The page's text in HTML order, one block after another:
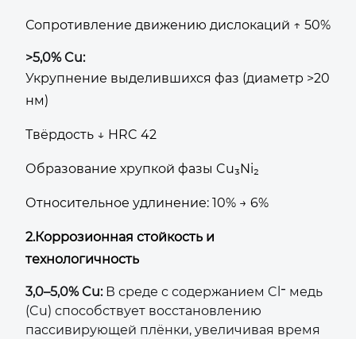
Сопротивление движению дислокаций ↑ 50%
>5,0% Cu:
Укрупнение выделившихся фаз (диаметр >20
нм)
Твёрдость ↓ HRC 42
Образование хрупкой фазы Cu₃Ni₂
Относительное удлинение: 10% → 6%
2.Коррозионная стойкость и
технологичность
3,0–5,0% Cu:В среде с содержанием Cl⁻ медь
(Cu) способствует восстановлению
пассивирующей плёнки, увеличивая время